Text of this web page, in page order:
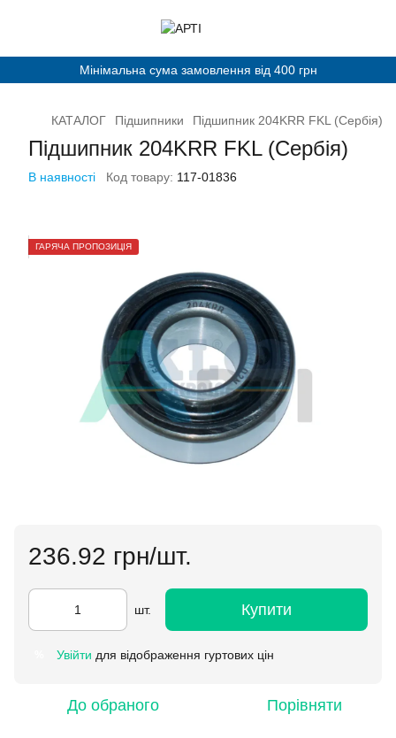
Мінімальна сума замовлення від 400 грн
КАТАЛОГ Підшипники Підшипник 204KRR FKL (Сербія)
Підшипник 204KRR FKL (Сербія)
В наявності Код товару: 117-01836
ГАРЯЧА ПРОПОЗИЦІЯ
236.92 грн/шт.
шт. Купити
Увійти для відображення гуртових цін
До обраного Порівняти